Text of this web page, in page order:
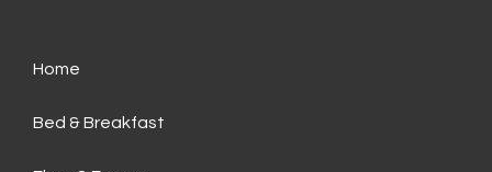
Home
Bed & Breakfast